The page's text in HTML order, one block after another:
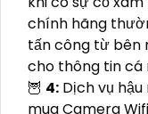
chính hãng
tấn công từ bên
cho thông tin cá
🦉 4: Dịch vụ
mua Camera